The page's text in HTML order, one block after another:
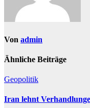
Von admin
Ähnliche Beiträge
Geopolitik
Iran lehnt